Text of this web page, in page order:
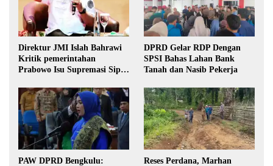
Direktur JMI Islah Bahrawi
Kritik pemerintahan
Prabowo Isu Supremasi Sipil,
Pilkada oleh DPRD
DPRD Gelar RDP Dengan
SPSI Bahas Lahan Bank
Tanah dan Nasib Pekerja
PAW DPRD Bengkulu:
Reses Perdana, Marhan